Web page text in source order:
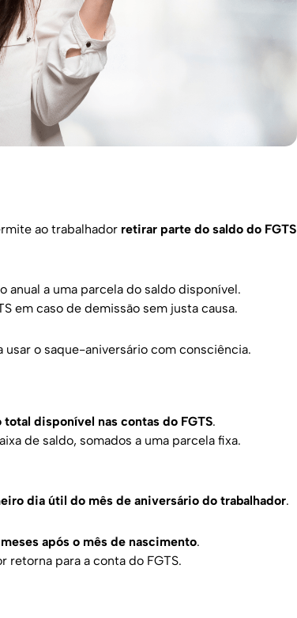
ao trabalhador retirar parte do saldo do FGTS
anual a uma parcela do saldo disponível.
em caso de demissão sem justa causa.
usar o saque-aniversário com consciência.
total disponível nas contas do FGTS.
de saldo, somados a uma parcela fixa.
dia útil do mês de aniversário do trabalhador.
após o mês de nascimento.
retorna para a conta do FGTS.